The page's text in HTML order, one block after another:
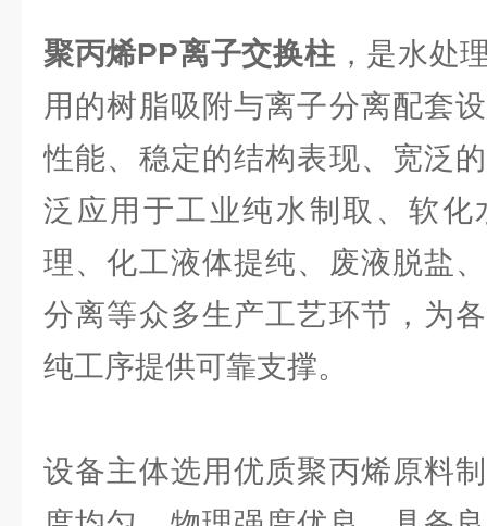
聚丙烯PP离子交换柱 ，是水处
用的树脂吸附与离子分离配套
性能、稳定的结构表现、宽泛
泛应用于工业纯水制取、软化
理、化工液体提纯、废液脱盐
分离等众多生产工艺环节，为
纯工序提供可靠支撑。
设备主体选用优质聚丙烯原料